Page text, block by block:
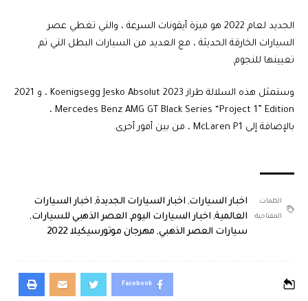
الجديد لعام 2022 هو ميزة أيقونات السرعة ، والتي تغطي عصر
السيارات الخارقة الحديثة ، مع العديد من السيارات البطل التي تم
تعيينها للنجوم.
وستمثل هذه السلالة طراز 2023 Koenigsegg Jesko Absolut ، و 2021
Mercedes Benz AMG GT Black Series “Project 1” Edition ،
بالإضافة إلى McLaren P1 ، من بين أمور أخرى.
الكلمات
المفتاحية:
اخبار السيارات, اخبار السيارات الجديدة, اخبار السيارات
العالمية, اخبار السيارات اليوم, العصر الذهبي للسيارات,
سيارات العصر الذهبي, مهرجان موتورسيكيلا 2022
Facebook